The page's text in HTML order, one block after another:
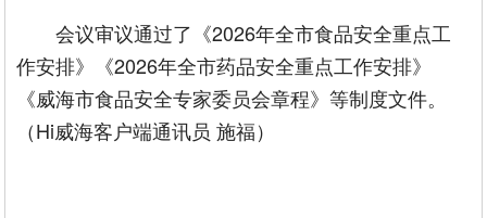
会议审议通过了《2026年全市食品安全重点工
作安排》《2026年全市药品安全重点工作安排》
《威海市食品安全专家委员会章程》等制度文件。
（Hi威海客户端通讯员 施福）